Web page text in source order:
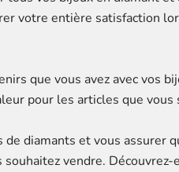
votre entière satisfaction
que vous avez avec vos
pour les articles que vous
diamants et vous assurer
vendre.